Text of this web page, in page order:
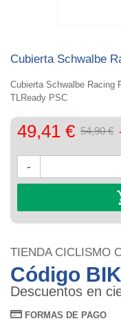
Cubierta Schwalbe
Cubierta Schwalbe Racing
TLReady PSC
49,41 € 54,90 €
-
TIENDA CICLISMO
Código
Descuentos en
FORMAS DE PAGO